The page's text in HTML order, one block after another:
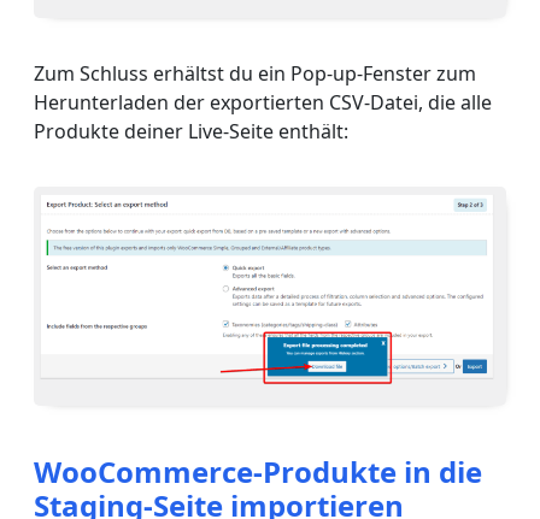
Zum Schluss erhältst du ein Pop-up-Fenster zum
Herunterladen der exportierten CSV-Datei, die alle
Produkte deiner Live-Seite enthält:
WooCommerce-Produkte in die
Staging-Seite importieren